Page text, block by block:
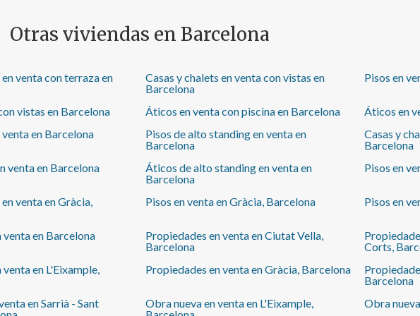
dos balcones y otra habitación con acceso a otro
balcón con vistas despejadas a Plaza Tetuán. Se
Paseo Sant Joan, el Parque de la Ciudadela y el Arco
del Triunfo. Cuenta con todo tipo de servicios de
restauración, comercios, áreas verdes, instalaciones
Oportunidad única de adquirir una vivienda exclusiva
en una de las zonas más demandadas de la ciudad. No
dudes en llamarnos para concertar una visita.
Otras viviendas en Barcelona
venta con terraza en
Casas y chalets en venta con vistas en
Barcelona
Pisos en
vistas en Barcelona Áticos en venta con piscina en Barcelona
Áticos en
venta en Barcelona
Pisos de alto standing en venta en
Barcelona
Casas y
Barcelona
venta en Barcelona
Áticos de alto standing en venta en
Barcelona
Pisos en
venta en Gràcia,
Pisos en venta en Gràcia, Barcelona Pisos en
venta en Barcelona
Propiedades en venta en Ciutat Vella,
Barcelona
Corts,
en L'Eixample,
Propiedades en venta en Gràcia, Barcelona
Barcelona
en Sarrià - Sant
Obra nueva en venta en L'Eixample,
Obra